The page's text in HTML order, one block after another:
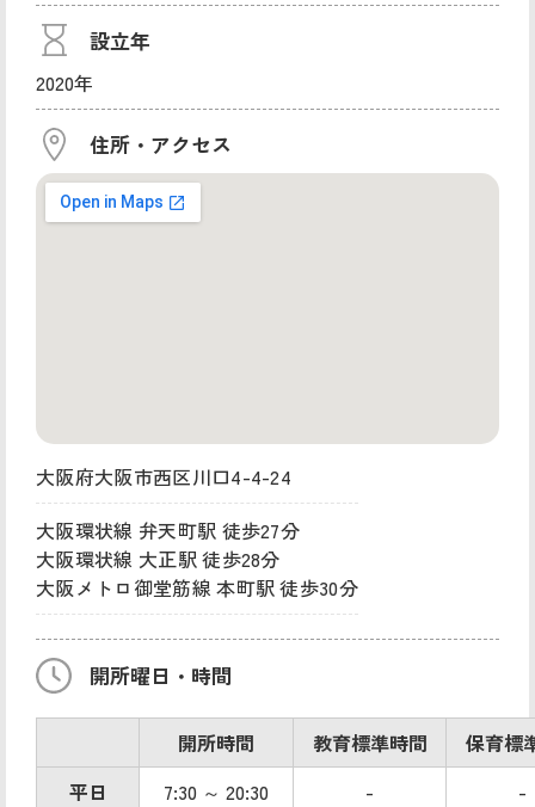
設立年
2020年
住所・アクセス
大阪府大阪市西区川口4-4-24
大阪環状線 弁天町駅 徒歩27分
大阪環状線 大正駅 徒歩28分
大阪メトロ御堂筋線 本町駅 徒歩30分
開所曜日・時間
開所時間 教育標準時間
保育標
平日
7:30 ～ 20:30 -
-